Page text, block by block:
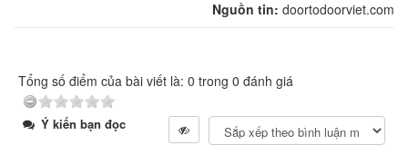
Nguồn tin: doortodoorviet.com
Tổng số điểm của bài viết là: 0 trong 0 đánh giá
Ý kiến bạn đọc